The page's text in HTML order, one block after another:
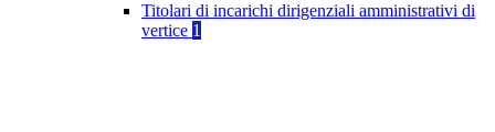
Titolari di incarichi dirigenziali amministrativi di
vertice 1